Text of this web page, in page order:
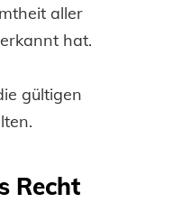
aller
hat.
gültigen
Recht